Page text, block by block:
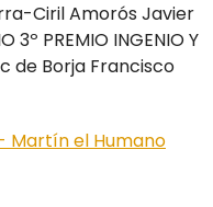
Ciril Amorós Javier
PREMIO INGENIO Y
de Borja Francisco